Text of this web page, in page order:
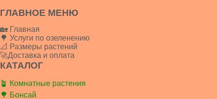
ГЛАВНОЕ МЕНЮ
🏡 Главная
🌳 Услуги по озеленению
📐 Размеры растений
🚀Доставка и оплата
КАТАЛОГ
🪴 Комнатные растения
🌳 Бонсай